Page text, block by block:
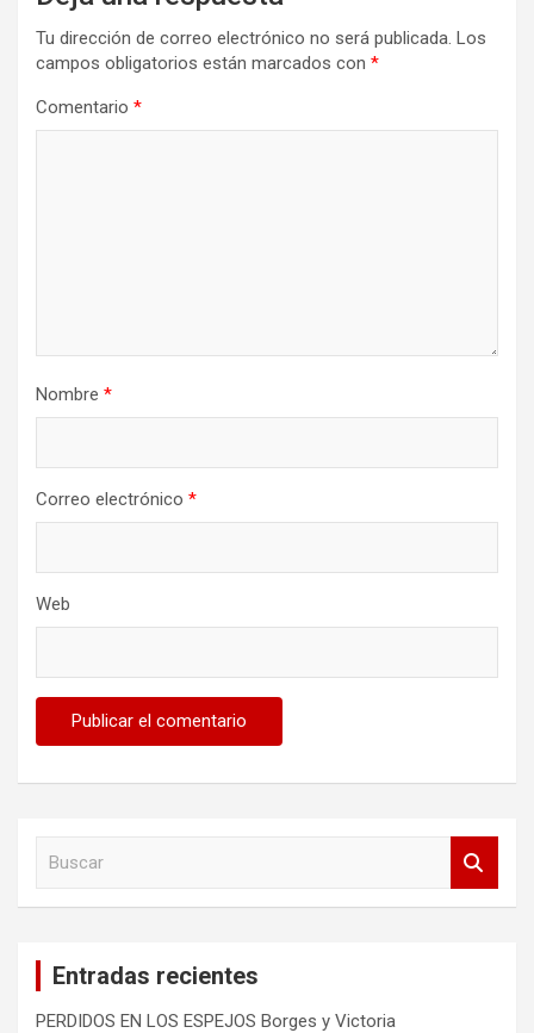
Tu dirección de correo electrónico no será publicada. Los
campos obligatorios están marcados con *
Comentario *
Nombre *
Correo electrónico *
Web
Entradas recientes
PERDIDOS EN LOS ESPEJOS Borges y Victoria